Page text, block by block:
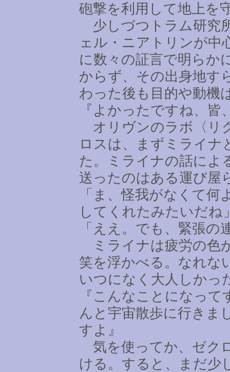
砲撃を利用して地上を
少しづつトラム研究
ェル・ニアトリンが中
に数々の証言で明らか
からず、その出身地す
わった後も目的や動機
『よかったですね、皆
オリヴンのラボ〈リ
ロスは、まずミライナ
た。ミライナの話によ
送ったのはある運び屋
「ま、怪我がなくて
してくれたみたいだね
「ええ。でも、緊張の
ミライナは疲労の色
笑を浮かべる。なれな
いつになく大人しかっ
『こんなことになっ
んと宇宙散歩に行きま
すよ』
気を使ってか、ゼク
ける。すると、まだ少